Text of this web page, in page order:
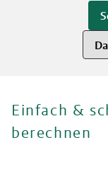
Einfach &
berechnen